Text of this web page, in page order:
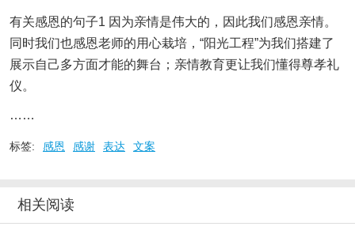
有关感恩的句子1 因为亲情是伟大的，因此我们感恩亲情。
同时我们也感恩老师的用心栽培，“阳光工程”为我们搭建了
展示自己多方面才能的舞台；亲情教育更让我们懂得尊孝礼
仪。
……
标签: 感恩 感谢 表达 文案
相关阅读